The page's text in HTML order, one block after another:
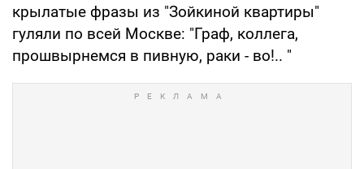
крылатые фразы из "Зойкиной квартиры"
гуляли по всей Москве: "Граф, коллега,
прошвырнемся в пивную, раки - во!.. "